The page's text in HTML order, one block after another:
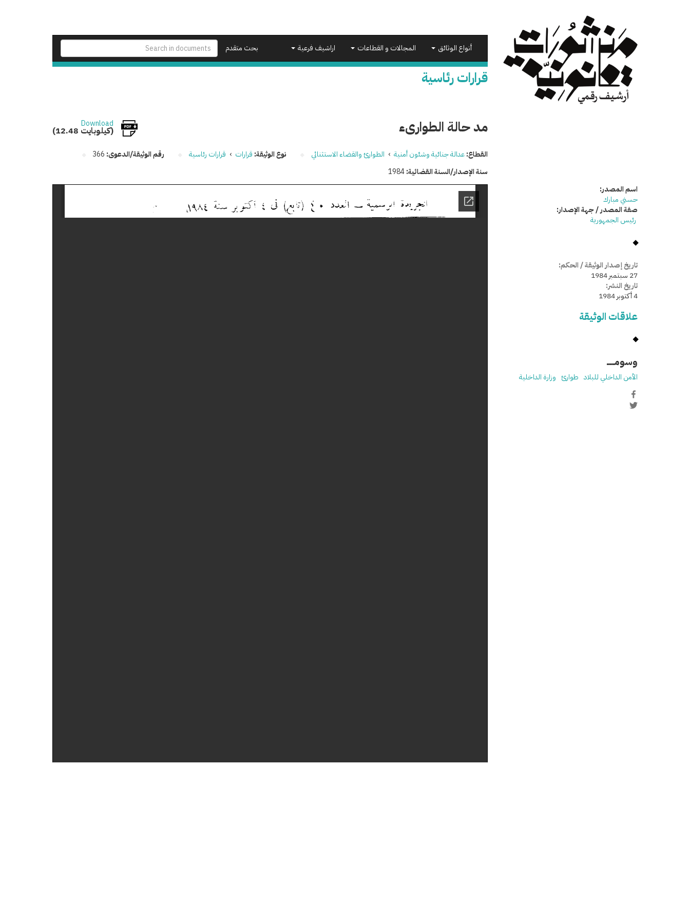
بحث متقدم
أنواع الوثائق المجالات و القطاعات اراشيف فرعية
قرارات رئاسية
مد حالة الطوارىء Download
(12.48 كيلوبايت)
القطاع:عدالة جنائية وشئون أمنية › الطوارئ والقضاء الاستثنائي نوع الوثيقة: قرارات › قرارات رئاسية رقم الوثيقة/الدعوى: 366
سنة الإصدار/السنة القضائية:1984
اسم المصدر:
حسني مبارك
صفة المصدر / جهة الإصدار:
رئيس الجمهورية
تاريخ إصدار الوثيقة / الحكم:
27 سبتمبر 1984
تاريخ النشر:
4 أكتوبر 1984
علاقات الوثيقة
وسومـــــ
الأمن الداخلي للبلاد طوارئ وزارة الداخلية